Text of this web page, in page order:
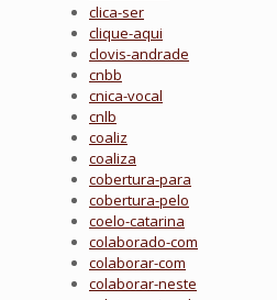
clica-ser
clique-aqui
clovis-andrade
cnbb
cnica-vocal
cnlb
coaliz
coaliza
cobertura-para
cobertura-pelo
coelo-catarina
colaborado-com
colaborar-com
colaborar-neste